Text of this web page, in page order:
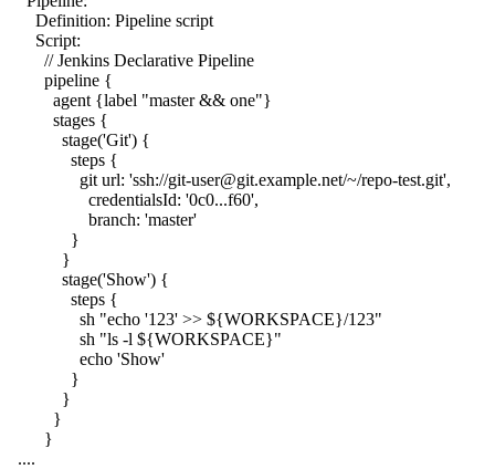
Definition: Pipeline script
Script:
// Jenkins Declarative Pipeline
pipeline {
agent {label "master && one"}
stages {
stage('Git') {
steps {
git url: 'ssh://git-user@git.example.net/~/repo-test.git',
credentialsId: '0c0...f60',
branch: 'master'
}
}
stage('Show') {
steps {
sh "echo '123' >> ${WORKSPACE}/123"
sh "ls -l ${WORKSPACE}"
echo 'Show'
}
}
}
}
....